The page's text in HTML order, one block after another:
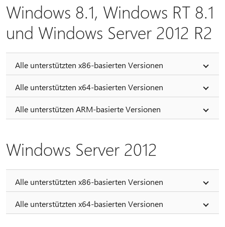
Windows 8.1, Windows RT 8.1
und Windows Server 2012 R2
Alle unterstützten x86-basierten Versionen
Alle unterstützten x64-basierten Versionen
Alle unterstützen ARM-basierte Versionen
Windows Server 2012
Alle unterstützten x86-basierten Versionen
Alle unterstützten x64-basierten Versionen